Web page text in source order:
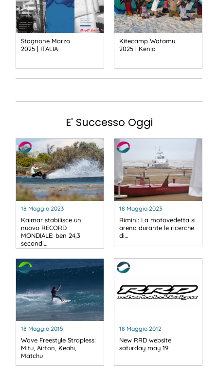
Stagnone Marzo
2025 | ITALIA
Kitecamp Watamu
2025 | Kenia
E' Successo Oggi
18 Maggio 2023
Kaimar stabilisce un
nuovo RECORD
MONDIALE: ben 24,3
secondi…
18 Maggio 2023
Rimini: La motovedetta si
arena durante le ricerche
di…
18 Maggio 2015
Wave Freestyle Strapless:
Mitu, Airton, Keahi,
Matchu
18 Maggio 2012
New RRD website
saturday may 19